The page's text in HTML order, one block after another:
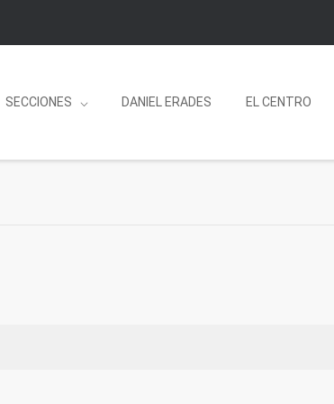
SECCIONES DANIEL ERADES EL CENTRO